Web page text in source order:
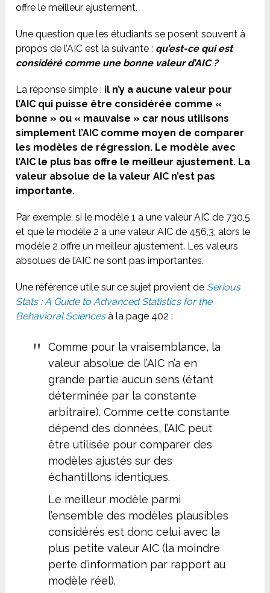
offre le meilleur ajustement.
Une question que les étudiants se posent souvent à
propos de l’AIC est la suivante : qu’est-ce qui est
considéré comme une bonne valeur d’AIC ?
La réponse simple : il n’y a aucune valeur pour
l’AIC qui puisse être considérée comme «
bonne » ou « mauvaise » car nous utilisons
simplement l’AIC comme moyen de comparer
les modèles de régression. Le modèle avec
l’AIC le plus bas offre le meilleur ajustement. La
valeur absolue de la valeur AIC n’est pas
importante.
Par exemple, si le modèle 1 a une valeur AIC de 730,5
et que le modèle 2 a une valeur AIC de 456,3, alors le
modèle 2 offre un meilleur ajustement. Les valeurs
absolues de l’AIC ne sont pas importantes.
Une référence utile sur ce sujet provient de Serious
Stats : A Guide to Advanced Statistics for the
Behavioral Sciencesà la page 402 :
Comme pour la vraisemblance, la
valeur absolue de l’AIC n’a en
grande partie aucun sens (étant
déterminée par la constante
arbitraire). Comme cette constante
dépend des données, l’AIC peut
être utilisée pour comparer des
modèles ajustés sur des
échantillons identiques.
Le meilleur modèle parmi
l’ensemble des modèles plausibles
considérés est donc celui avec la
plus petite valeur AIC (la moindre
perte d’information par rapport au
modèle réel).